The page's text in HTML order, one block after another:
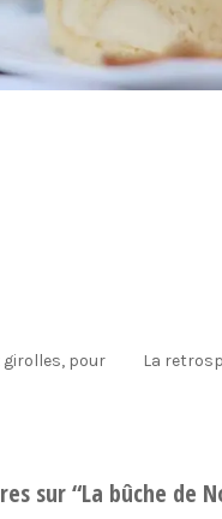
pour
La
sur “La bûche de